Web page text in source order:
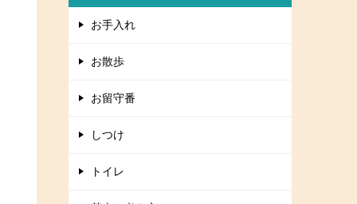
お手入れ
お散歩
お留守番
しつけ
トイレ